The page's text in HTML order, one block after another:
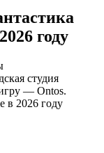
году
студия
— Ontos.
в 2026 году